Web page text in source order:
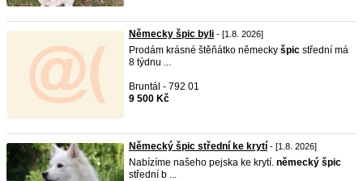
Německy špic byli - [1.8. 2026]
Prodám krásné štěňátko německy špic střední má
8 týdnu ...
Bruntál - 792 01
9 500 Kč
Německý špic střední ke krytí - [1.8. 2026]
Nabízíme našeho pejska ke krytí. německý špic
střední b ...